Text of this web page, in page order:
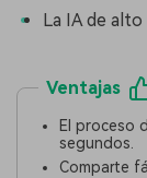
La IA de
Ventajas
El proceso
segundos.
Comparte